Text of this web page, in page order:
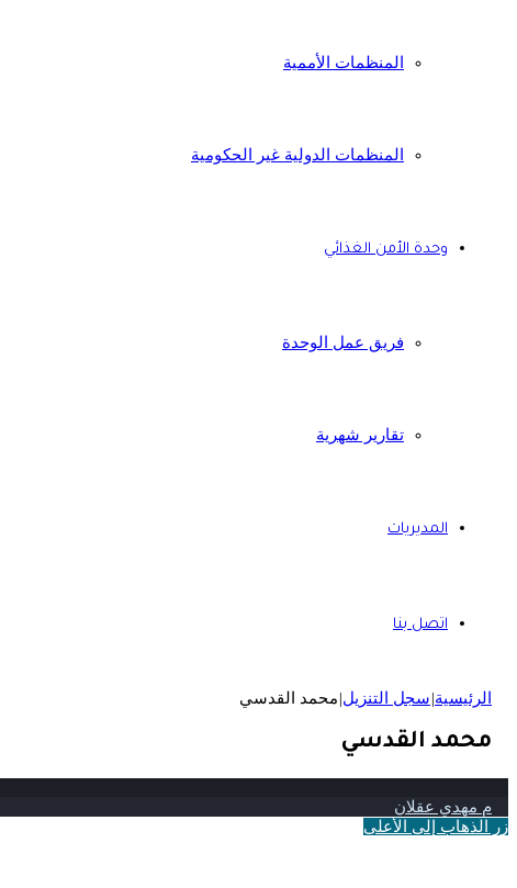
المنظمات الأممية
المنظمات الدولية غير الحكومية
وحدة الأمن الغذائي
فريق عمل الوحدة
تقارير شهرية
المديريات
اتصل بنا
الرئيسية|سجل التنزيل|محمد القدسي
محمد القدسي
م مهدي عقلان
زر الذهاب إلى الأعلى